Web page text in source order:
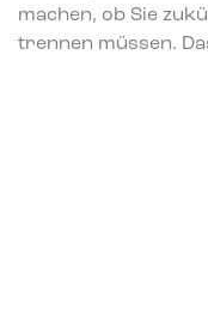
machen, ob Sie
trennen müssen.